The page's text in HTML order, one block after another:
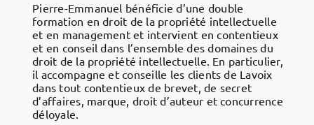
Pierre-Emmanuel bénéficie d’une double
formation en droit de la propriété intellectuelle
et en management et intervient en contentieux
et en conseil dans l’ensemble des domaines du
droit de la propriété intellectuelle. En particulier,
il accompagne et conseille les clients de Lavoix
dans tout contentieux de brevet, de secret
d’affaires, marque, droit d’auteur et concurrence
déloyale.